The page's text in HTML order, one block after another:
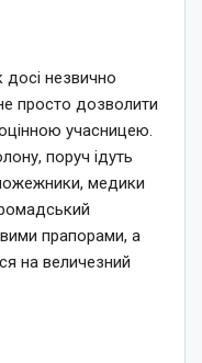
досі незвично
просто дозволити
учасницею.
поруч ідуть
медики
прапорами, а
на величезний